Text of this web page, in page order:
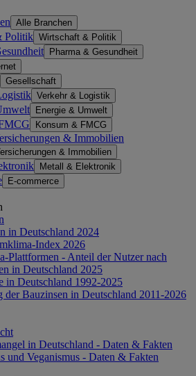
Alle Branchen
Politik Wirtschaft & Politik
Pharma & Gesundheit
Gesellschaft
Verkehr & Logistik
Energie & Umwelt
Konsum & FMCG
& Immobilien
& Immobilien
Metall & Elektronik
E-commerce
in Deutschland 2024
Index 2026
Plattformen - Anteil der Nutzer nach
in Deutschland 2025
in Deutschland 1992-2025
Bauzinsen in Deutschland 2011-2026
in Deutschland - Daten & Fakten
und Veganismus - Daten & Fakten